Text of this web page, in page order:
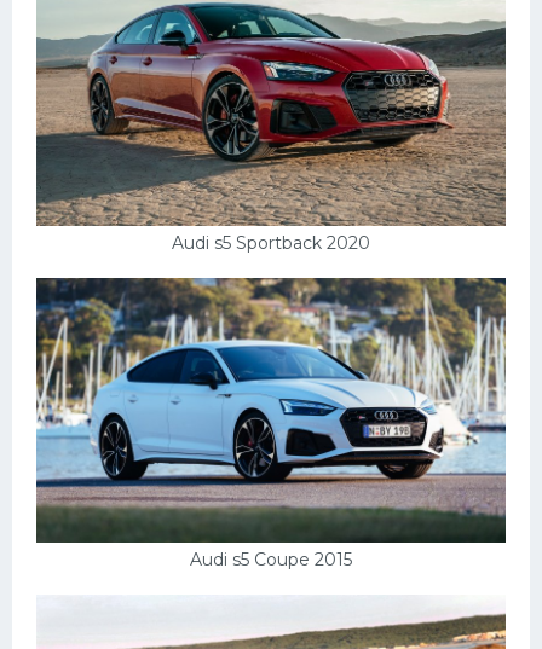
Audi s5 Sportback 2020
Audi s5 Coupe 2015